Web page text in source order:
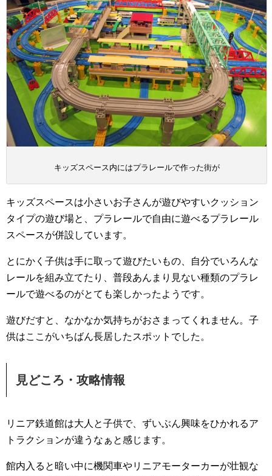
キッズスペース内にはプラレールで作った街が
キッズスペースは小さいお子さんが遊びやすいクッション
タイプの遊び場と、プラレールで自由に遊べるプラレール
スペースが併設しています。
とにかく子供は手に取って遊びたいもの、自分でいろんな
レールを組み立てたり、普段あんまり見ない種類のプラレ
ールで遊べるのがとても楽しかったようです。
遊びだすと、なかなか気持ちがおさまってくれません。子
供はここがいちばん長居したスポットでした。
見どころ・攻略情報
リニア鉄道館は大人と子供で、ずいぶん興味をひかれるア
トラクションが違うなぁと感じます。
館内入ると暗い中に機関車やリニアモーターカーが壮観な